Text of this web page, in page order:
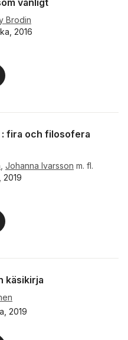
vanligt
Brodin
2016
Totalt antal röster:
fira och filosofera
Johanna Ivarsson m. fl.
2019
Totalt antal röster:
käsikirja
2019